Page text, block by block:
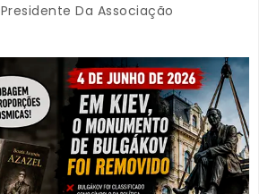
Presidente Da Associação